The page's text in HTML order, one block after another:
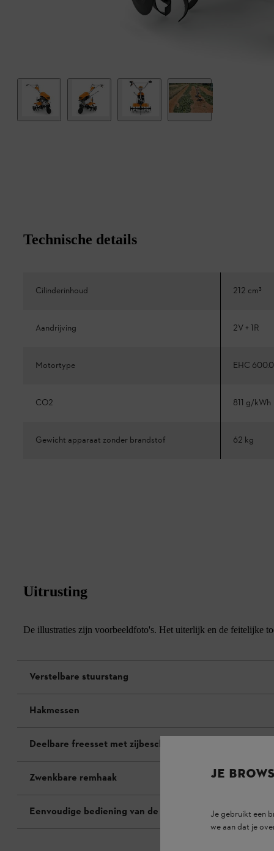
Technische details
Cilinderinhoud 212 cm³
Aandrijving 2V + 1R
Motortype EHC 600.0
CO2 811 g/kWh
Gewicht apparaat zonder brandstof 62 kg
Uitrusting
De illustraties zijn voorbeeldfoto's. Het uiterlijk en de feitelijke
Verstelbare stuurstang
Hakmessen
Deelbare freesset met zijbescherming
Zwenkbare remhaak
Eenvoudige bediening van de gashendel
JE
Je gebruikt een
we aan dat je